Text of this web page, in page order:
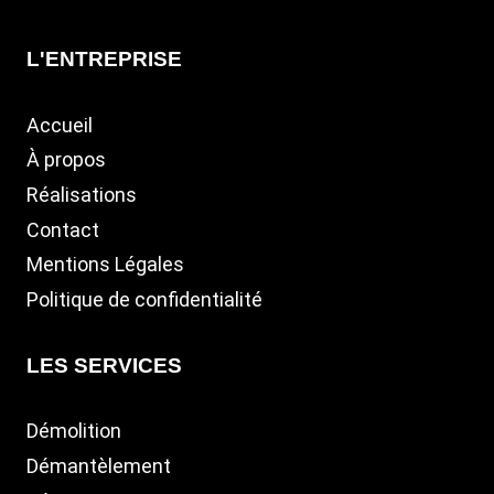
L'ENTREPRISE
Accueil
À propos
Réalisations
Contact
Mentions Légales
Politique de confidentialité
LES SERVICES
Démolition
Démantèlement